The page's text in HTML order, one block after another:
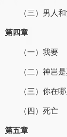
（三）男人
第四章
（一）我要
（二）神岂
（三）你在
（四）死亡
第五章